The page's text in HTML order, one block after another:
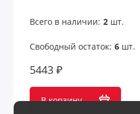
Всего в наличии: 2шт.
Свободный остаток: 6шт.
5443 ₽
В корзину